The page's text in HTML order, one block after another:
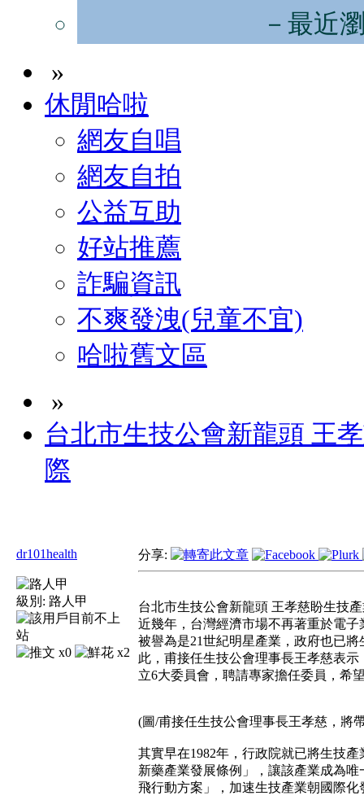
－最近
»
休閒哈啦
網友自唱
網友自拍
公益互助
好站推薦
詐騙資訊
不爽發洩(兒童不宜)
哈啦舊文區
»
台北市生技公會新龍頭 王
際
dr101health
級別: 路人甲
x0 x2
分享:
台北市生技公會新龍頭 王孝慈盼生技
近幾年，台灣經濟市場不再著重於電
被譽為是21世紀明星產業，政府也已
此，甫接任生技公會理事長王孝慈表
立6大委員會，聘請專家擔任委員，希
(圖/甫接任生技公會理事長王孝慈，將
其實早在1982年，行政院就已將生技
新藥產業發展條例」，讓該產業成為
飛行動方案」，加速生技產業朝國際